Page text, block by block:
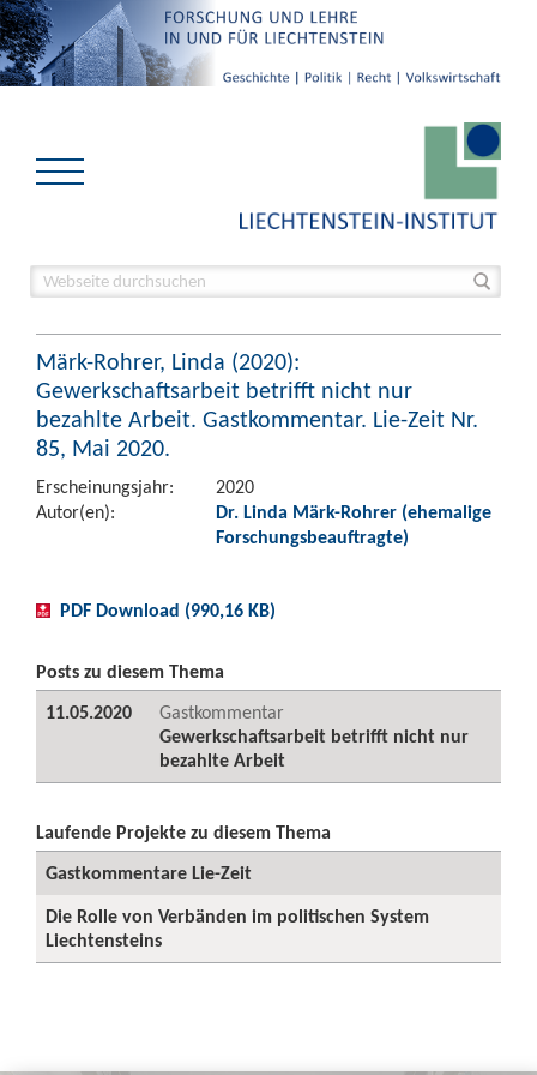
Märk-Rohrer, Linda (2020):
Gewerkschaftsarbeit betrifft nicht nur
bezahlte Arbeit. Gastkommentar. Lie-Zeit Nr.
85, Mai 2020.
Erscheinungsjahr:
2020
Autor(en):
Dr. Linda Märk-Rohrer (ehemalige
Forschungsbeauftragte)
PDF Download (990,16 KB)
Posts zu diesem Thema
11.05.2020
Gastkommentar
Gewerkschaftsarbeit betrifft nicht nur
bezahlte Arbeit
Laufende Projekte zu diesem Thema
Gastkommentare Lie-Zeit
Die Rolle von Verbänden im politischen System
Liechtensteins